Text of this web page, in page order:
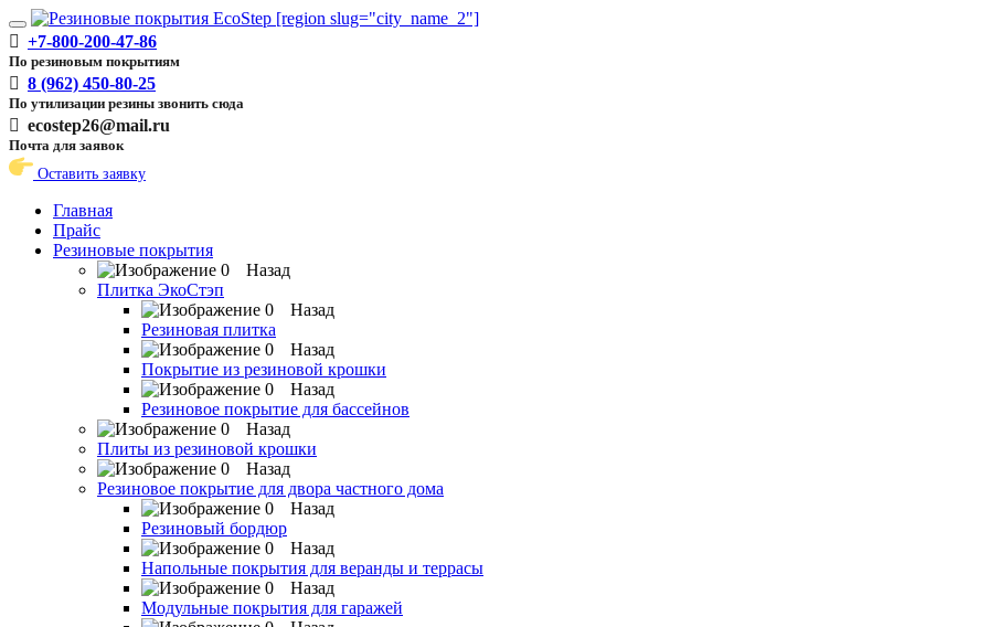
Toggle
navigation
+7-800-200-47-86
По резиновым покрытиям
8 (962) 450-80-25
По утилизации резины звонить сюда
ecostep26@mail.ru
Почта для заявок
Оставить заявку
Главная
Прайс
Резиновые покрытия
Назад
Плитка ЭкоСтэп
Назад
Резиновая плитка
Назад
Покрытие из резиновой крошки
Назад
Резиновое покрытие для бассейнов
Назад
Плиты из резиновой крошки
Назад
Резиновое покрытие для двора частного дома
Назад
Резиновый бордюр
Назад
Напольные покрытия для веранды и террасы
Назад
Модульные покрытия для гаражей